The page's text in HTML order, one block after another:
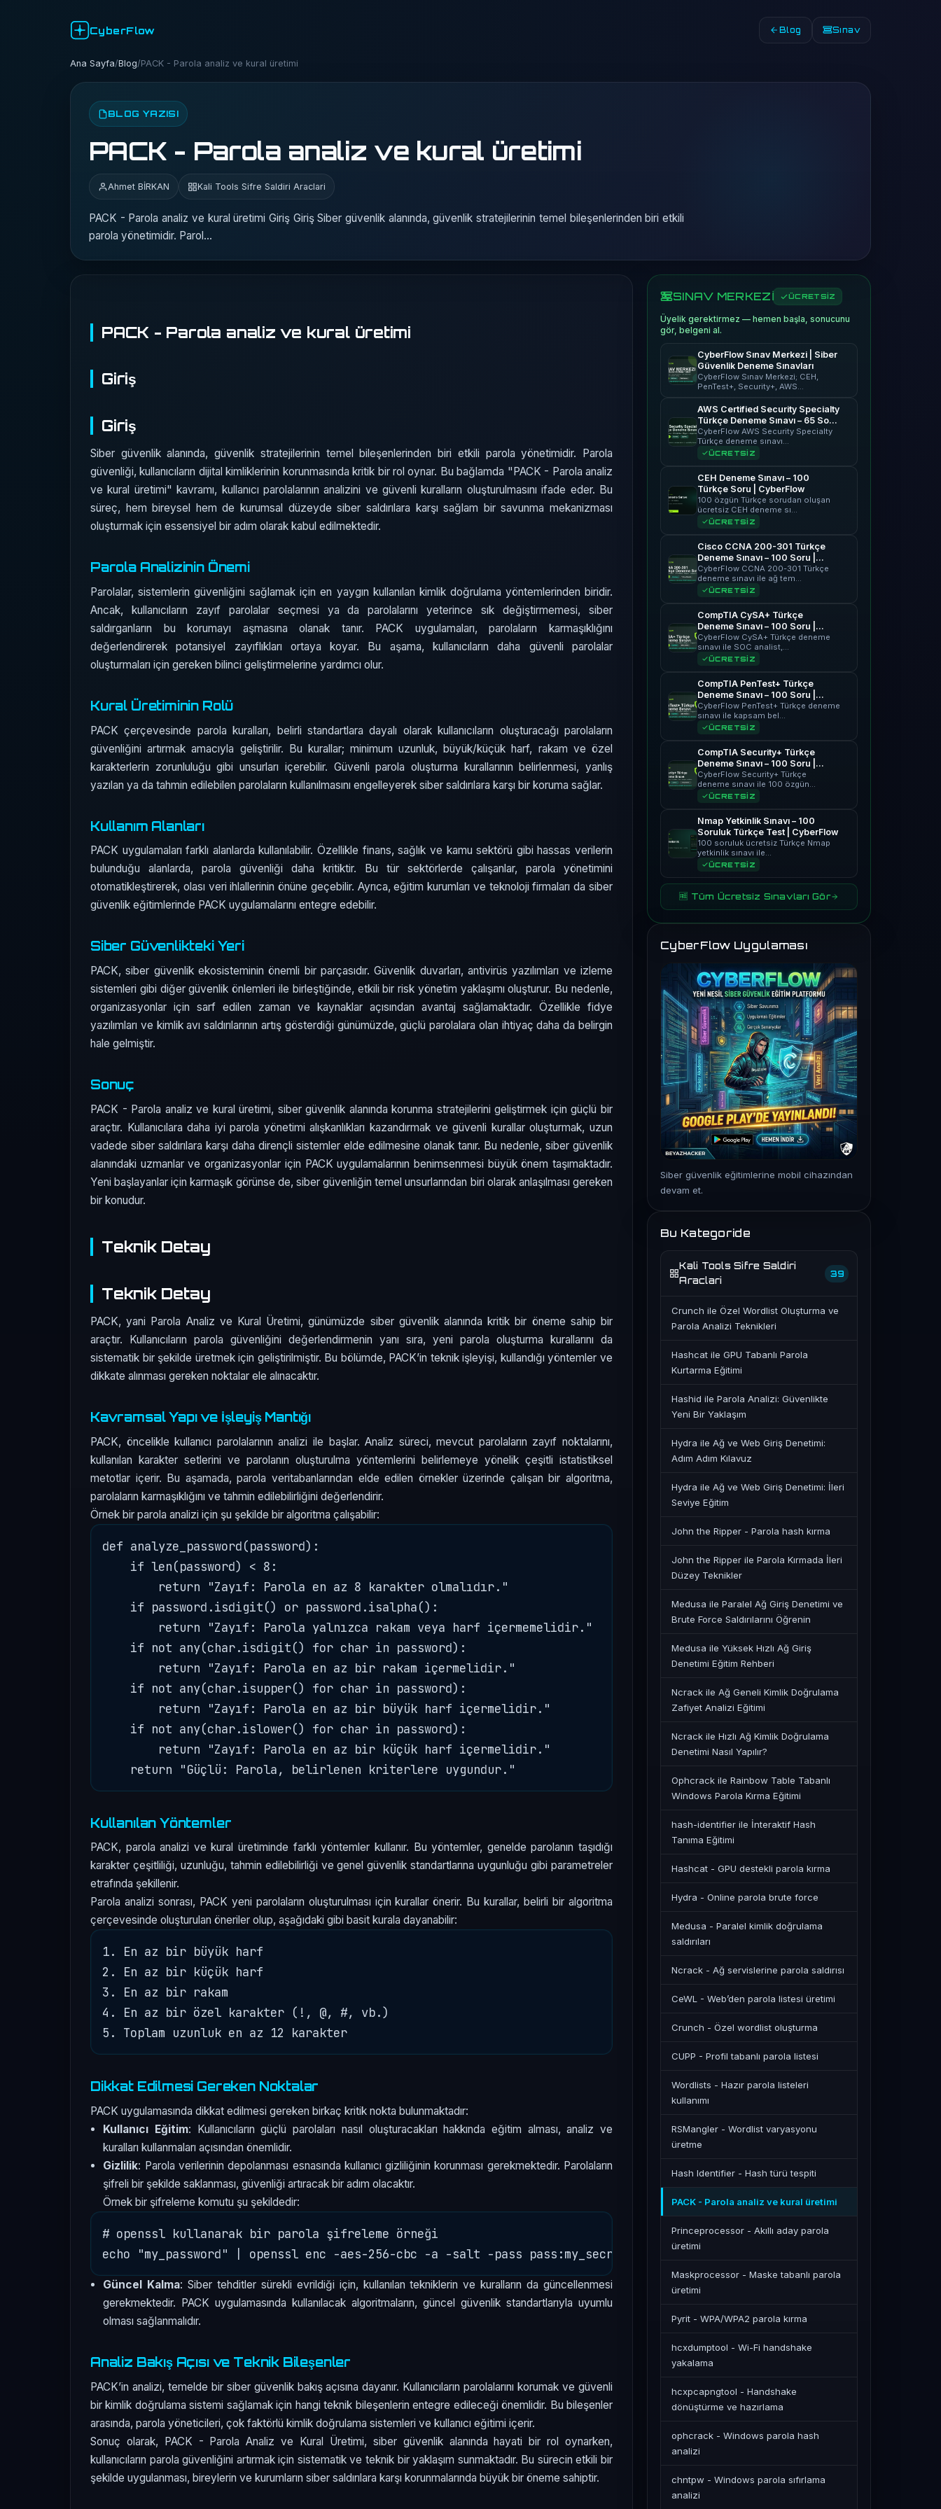
CyberFlow Blog Sınav
Ana Sayfa/Blog/PACK - Parola analiz ve kural üretimi
BLOG YAZISI
PACK - Parola analiz ve kural üretimi
Ahmet BİRKAN Kali Tools Sifre Saldiri Araclari
PACK - Parola analiz ve kural üretimi Giriş Giriş Siber güvenlik alanında, güvenlik stratejilerinin temel bileşenlerinden biri etkili
parola yönetimidir. Parol…
PACK - Parola analiz ve kural üretimi
Giriş
Giriş
Siber güvenlik alanında, güvenlik stratejilerinin temel bileşenlerinden biri etkili parola yönetimidir. Parola
güvenliği, kullanıcıların dijital kimliklerinin korunmasında kritik bir rol oynar. Bu bağlamda "PACK - Parola analiz
ve kural üretimi" kavramı, kullanıcı parolalarının analizini ve güvenli kuralların oluşturulmasını ifade eder. Bu
süreç, hem bireysel hem de kurumsal düzeyde siber saldırılara karşı sağlam bir savunma mekanizması
oluşturmak için essensiyel bir adım olarak kabul edilmektedir.
Parola Analizinin Önemi
Parolalar, sistemlerin güvenliğini sağlamak için en yaygın kullanılan kimlik doğrulama yöntemlerinden biridir.
Ancak, kullanıcıların zayıf parolalar seçmesi ya da parolalarını yeterince sık değiştirmemesi, siber
saldırganların bu korumayı aşmasına olanak tanır. PACK uygulamaları, parolaların karmaşıklığını
değerlendirerek potansiyel zayıflıkları ortaya koyar. Bu aşama, kullanıcıların daha güvenli parolalar
oluşturmaları için gereken bilinci geliştirmelerine yardımcı olur.
Kural Üretiminin Rolü
PACK çerçevesinde parola kuralları, belirli standartlara dayalı olarak kullanıcıların oluşturacağı parolaların
güvenliğini artırmak amacıyla geliştirilir. Bu kurallar; minimum uzunluk, büyük/küçük harf, rakam ve özel
karakterlerin zorunluluğu gibi unsurları içerebilir. Güvenli parola oluşturma kurallarının belirlenmesi, yanlış
yazılan ya da tahmin edilebilen parolaların kullanılmasını engelleyerek siber saldırılara karşı bir koruma sağlar.
Kullanım Alanları
PACK uygulamaları farklı alanlarda kullanılabilir. Özellikle finans, sağlık ve kamu sektörü gibi hassas verilerin
bulunduğu alanlarda, parola güvenliği daha kritiktir. Bu tür sektörlerde çalışanlar, parola yönetimini
otomatikleştirerek, olası veri ihlallerinin önüne geçebilir. Ayrıca, eğitim kurumları ve teknoloji firmaları da siber
güvenlik eğitimlerinde PACK uygulamalarını entegre edebilir.
Siber Güvenlikteki Yeri
PACK, siber güvenlik ekosisteminin önemli bir parçasıdır. Güvenlik duvarları, antivirüs yazılımları ve izleme
sistemleri gibi diğer güvenlik önlemleri ile birleştiğinde, etkili bir risk yönetim yaklaşımı oluşturur. Bu nedenle,
organizasyonlar için sarf edilen zaman ve kaynaklar açısından avantaj sağlamaktadır. Özellikle fidye
yazılımları ve kimlik avı saldırılarının artış gösterdiği günümüzde, güçlü parolalara olan ihtiyaç daha da belirgin
hale gelmiştir.
Sonuç
PACK - Parola analiz ve kural üretimi, siber güvenlik alanında korunma stratejilerini geliştirmek için güçlü bir
araçtır. Kullanıcılara daha iyi parola yönetimi alışkanlıkları kazandırmak ve güvenli kurallar oluşturmak, uzun
vadede siber saldırılara karşı daha dirençli sistemler elde edilmesine olanak tanır. Bu nedenle, siber güvenlik
alanındaki uzmanlar ve organizasyonlar için PACK uygulamalarının benimsenmesi büyük önem taşımaktadır.
Yeni başlayanlar için karmaşık görünse de, siber güvenliğin temel unsurlarından biri olarak anlaşılması gereken
bir konudur.
Teknik Detay
Teknik Detay
PACK, yani Parola Analiz ve Kural Üretimi, günümüzde siber güvenlik alanında kritik bir öneme sahip bir
araçtır. Kullanıcıların parola güvenliğini değerlendirmenin yanı sıra, yeni parola oluşturma kurallarını da
sistematik bir şekilde üretmek için geliştirilmiştir. Bu bölümde, PACK’in teknik işleyişi, kullandığı yöntemler ve
dikkate alınması gereken noktalar ele alınacaktır.
Kavramsal Yapı ve İşleyiş Mantığı
PACK, öncelikle kullanıcı parolalarının analizi ile başlar. Analiz süreci, mevcut parolaların zayıf noktalarını,
kullanılan karakter setlerini ve parolanın oluşturulma yöntemlerini belirlemeye yönelik çeşitli istatistiksel
metotlar içerir. Bu aşamada, parola veritabanlarından elde edilen örnekler üzerinde çalışan bir algoritma,
parolaların karmaşıklığını ve tahmin edilebilirliğini değerlendirir.
Örnek bir parola analizi için şu şekilde bir algoritma çalışabilir:
def analyze_password(password):
    if len(password) < 8:
        return "Zayıf: Parola en az 8 karakter olmalıdır."
    if password.isdigit() or password.isalpha():
        return "Zayıf: Parola yalnızca rakam veya harf içermemelidir."
    if not any(char.isdigit() for char in password):
        return "Zayıf: Parola en az bir rakam içermelidir."
    if not any(char.isupper() for char in password):
        return "Zayıf: Parola en az bir büyük harf içermelidir."
    if not any(char.islower() for char in password):
        return "Zayıf: Parola en az bir küçük harf içermelidir."
Kullanılan Yöntemler
PACK, parola analizi ve kural üretiminde farklı yöntemler kullanır. Bu yöntemler, genelde parolanın taşıdığı
karakter çeşitliliği, uzunluğu, tahmin edilebilirliği ve genel güvenlik standartlarına uygunluğu gibi parametreler
etrafında şekillenir.
Parola analizi sonrası, PACK yeni parolaların oluşturulması için kurallar önerir. Bu kurallar, belirli bir algoritma
çerçevesinde oluşturulan öneriler olup, aşağıdaki gibi basit kurala dayanabilir:
1. En az bir büyük harf
2. En az bir küçük harf
3. En az bir rakam
4. En az bir özel karakter (!, @, #, vb.)
Dikkat Edilmesi Gereken Noktalar
PACK uygulamasında dikkat edilmesi gereken birkaç kritik nokta bulunmaktadır:
Kullanıcı Eğitim: Kullanıcıların güçlü parolaları nasıl oluşturacakları hakkında eğitim alması, analiz ve
kuralları kullanmaları açısından önemlidir.
Gizlilik: Parola verilerinin depolanması esnasında kullanıcı gizliliğinin korunması gerekmektedir. Parolaların
şifreli bir şekilde saklanması, güvenliği artıracak bir adım olacaktır.
Örnek bir şifreleme komutu şu şekildedir:
# openssl kullanarak bir parola şifreleme örneği
Güncel Kalma: Siber tehditler sürekli evrildiği için, kullanılan tekniklerin ve kuralların da güncellenmesi
gerekmektedir. PACK uygulamasında kullanılacak algoritmaların, güncel güvenlik standartlarıyla uyumlu
olması sağlanmalıdır.
Analiz Bakış Açısı ve Teknik Bileşenler
PACK’in analizi, temelde bir siber güvenlik bakış açısına dayanır. Kullanıcıların parolalarını korumak ve güvenli
bir kimlik doğrulama sistemi sağlamak için hangi teknik bileşenlerin entegre edileceği önemlidir. Bu bileşenler
arasında, parola yöneticileri, çok faktörlü kimlik doğrulama sistemleri ve kullanıcı eğitimi içerir.
Sonuç olarak, PACK - Parola Analiz ve Kural Üretimi, siber güvenlik alanında hayati bir rol oynarken,
kullanıcıların parola güvenliğini artırmak için sistematik ve teknik bir yaklaşım sunmaktadır. Bu sürecin etkili bir
şekilde uygulanması, bireylerin ve kurumların siber saldırılara karşı korunmalarında büyük bir öneme sahiptir.
SINAV MERKEZİ ÜCRETSİZ
Üyelik gerektirmez — hemen başla, sonucunu
gör, belgeni al.
CyberFlow Sınav Merkezi | Siber
Güvenlik Deneme Sınavları
CyberFlow Sınav Merkezi; CEH,
PenTest+, Security+, AWS…
AWS Certified Security Specialty
Türkçe Deneme Sınavı – 65 Soru
| CyberFlow
CyberFlow AWS Security Specialty
Türkçe deneme sınavı…
ÜCRETSİZ
CEH Deneme Sınavı – 100
Türkçe Soru | CyberFlow
100 özgün Türkçe sorudan oluşan
ücretsiz CEH deneme sı…
ÜCRETSİZ
Cisco CCNA 200-301 Türkçe
Deneme Sınavı – 100 Soru |
CyberFlow
CyberFlow CCNA 200-301 Türkçe
deneme sınavı ile ağ tem…
ÜCRETSİZ
CompTIA CySA+ Türkçe
Deneme Sınavı – 100 Soru |
CyberFlow
CyberFlow CySA+ Türkçe deneme
sınavı ile SOC analist,…
ÜCRETSİZ
CompTIA PenTest+ Türkçe
Deneme Sınavı – 100 Soru |
CyberFlow
CyberFlow PenTest+ Türkçe deneme
sınavı ile kapsam bel…
ÜCRETSİZ
CompTIA Security+ Türkçe
Deneme Sınavı – 100 Soru |
CyberFlow
CyberFlow Security+ Türkçe
deneme sınavı ile 100 özgün…
ÜCRETSİZ
Nmap Yetkinlik Sınavı – 100
Soruluk Türkçe Test | CyberFlow
100 soruluk ücretsiz Türkçe Nmap
yetkinlik sınavı ile…
ÜCRETSİZ
🆓 Tüm Ücretsiz Sınavları Gör
CyberFlow Uygulaması
Siber güvenlik eğitimlerine mobil cihazından
devam et.
Bu Kategoride
Kali Tools Sifre Saldiri
Araclari
39
Crunch ile Özel Wordlist Oluşturma ve
Parola Analizi Teknikleri
Hashcat ile GPU Tabanlı Parola
Kurtarma Eğitimi
Hashid ile Parola Analizi: Güvenlikte
Yeni Bir Yaklaşım
Hydra ile Ağ ve Web Giriş Denetimi:
Adım Adım Kılavuz
Hydra ile Ağ ve Web Giriş Denetimi: İleri
Seviye Eğitim
John the Ripper - Parola hash kırma
John the Ripper ile Parola Kırmada İleri
Düzey Teknikler
Medusa ile Paralel Ağ Giriş Denetimi ve
Brute Force Saldırılarını Öğrenin
Medusa ile Yüksek Hızlı Ağ Giriş
Denetimi Eğitim Rehberi
Ncrack ile Ağ Geneli Kimlik Doğrulama
Zafiyet Analizi Eğitimi
Ncrack ile Hızlı Ağ Kimlik Doğrulama
Denetimi Nasıl Yapılır?
Ophcrack ile Rainbow Table Tabanlı
Windows Parola Kırma Eğitimi
hash-identifier ile İnteraktif Hash
Tanıma Eğitimi
Hashcat - GPU destekli parola kırma
Hydra - Online parola brute force
Medusa - Paralel kimlik doğrulama
saldırıları
Ncrack - Ağ servislerine parola saldırısı
CeWL - Web’den parola listesi üretimi
Crunch - Özel wordlist oluşturma
CUPP - Profil tabanlı parola listesi
Wordlists - Hazır parola listeleri
kullanımı
RSMangler - Wordlist varyasyonu
üretme
Hash Identifier - Hash türü tespiti
PACK - Parola analiz ve kural üretimi
Princeprocessor - Akıllı aday parola
üretimi
Maskprocessor - Maske tabanlı parola
üretimi
Pyrit - WPA/WPA2 parola kırma
hcxdumptool - Wi-Fi handshake
yakalama
hcxpcapngtool - Handshake
dönüştürme ve hazırlama
ophcrack - Windows parola hash
analizi
chntpw - Windows parola sıfırlama
analizi